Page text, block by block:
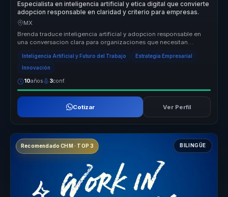
Especialista en inteligencia artificial y etica digital que convierte
adopcion responsable en claridad y criterio para empresas.
MX
Brenda traduce inteligencia artificial y adopcion responsable en
una conversacion clara para organizaciones que necesitan
criterio, etica...
Inteligencia Artificial y Futuro del Trabajo Estrategia Empresarial
Innovación
10años 3conf.
Cotizar Ver Perfil
Recomendado CHM · TOP 3 BILINGÜE